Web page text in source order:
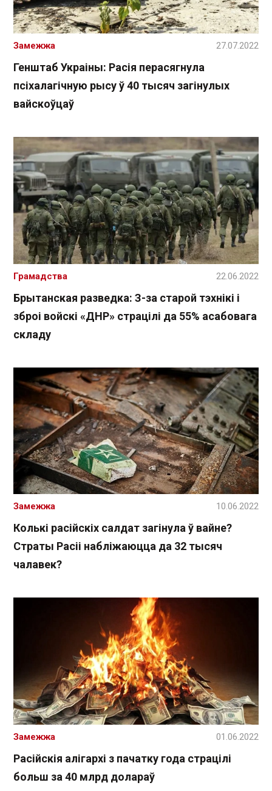
Генштаб Украіны: Расія перасягнула
псіхалагічную рысу ў 40 тысяч загінулых
вайскоўцаў
Замежжа 27.07.2022
Брытанская разведка: З-за старой тэхнікі і
зброі войскі «ДНР» страцілі да 55% асабовага
складу
Грамадства 22.06.2022
Колькі расійскіх салдат загінула ў вайне?
Страты Расіі набліжаюцца да 32 тысяч
чалавек?
Замежжа 10.06.2022
Расійскія алігархі з пачатку года страцілі
больш за 40 млрд долараў
Замежжа 01.06.2022